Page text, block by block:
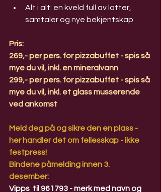
Alt i alt: en kveld full av latter,
samtaler og nye bekjentskap
Pris:
269,- per pers. for pizzabuffet - spis så
mye du vil, inkl. en mineralvann
299,- per pers. for pizzabuffet - spis så
mye du vil, inkl. et glass musserende
ved ankomst
Meld deg på og sikre den en plass -
her handler det om fellesskap - ikke
festpress!
Bindene påmelding innen 3.
desember:
Vipps  til 961793 - merk med navn og